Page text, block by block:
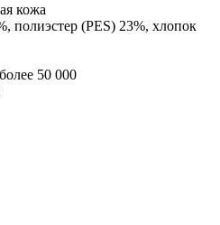
кожа
полиэстер (PES) 23%, хлопок
50 000